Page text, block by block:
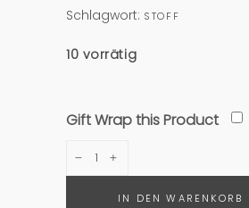
Schlagwort: STOFF
10 vorrätig
Gift Wrap this Product
L4
IN DEN WARENKORB